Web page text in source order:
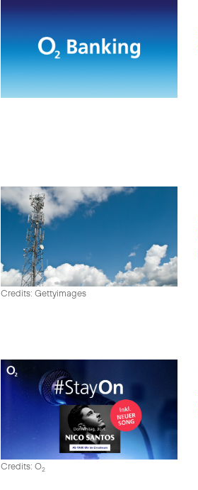
Credits: Gettyimages
Credits: O2